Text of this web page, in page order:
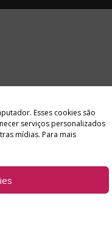
Esses cookies são
serviços personalizados
mídias. Para mais